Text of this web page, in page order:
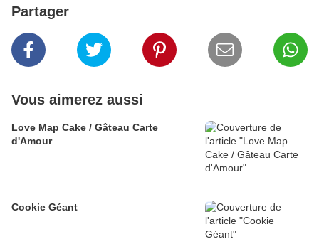
Partager
Vous aimerez aussi
Love Map Cake / Gâteau Carte
d'Amour
Cookie Géant